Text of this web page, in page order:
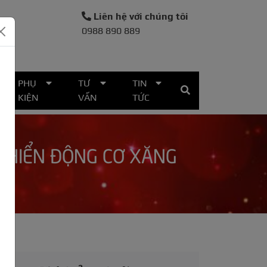
Liên hệ với chúng tôi
0988 890 889
PHỤ
KIỆN
TƯ
VẤN
TIN
TỨC
ĐỘNG CƠ XĂNG